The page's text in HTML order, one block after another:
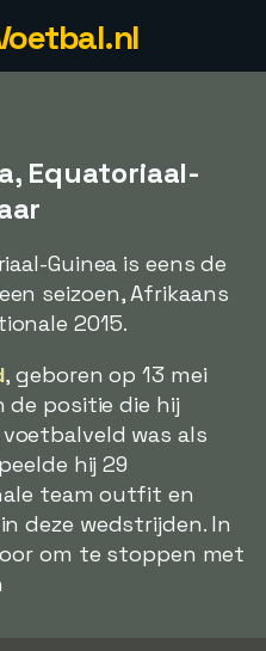
Equatoriaal-
Guinea is eens de
seizoen, Afrikaans
2015.
, geboren op 13 mei
de positie die hij
was als
hij 29
team outfit en
deze wedstrijden. In
om te stoppen met